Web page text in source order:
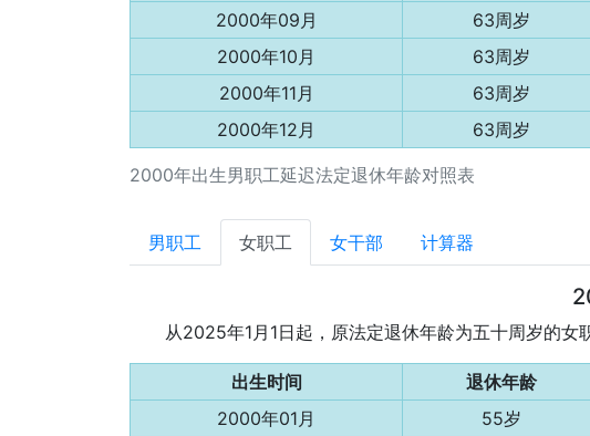
2000年出生男职工延迟法定退休年龄对照表
2000年09月
63周岁
2000年10月
63周岁
2000年11月
63周岁
2000年12月
63周岁
男职工 女职工 女干部 计算器
从2025年1月1日起，原法定退休年龄为五十周岁的女
出生时间 退休年龄
2000年01月
55岁